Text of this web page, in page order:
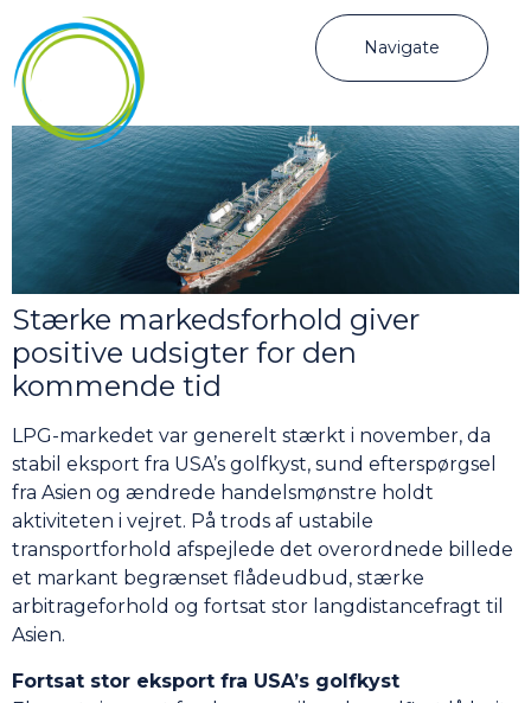
Navigate
Stærke markedsforhold giver
positive udsigter for den
kommende tid
LPG-markedet var generelt stærkt i november, da
stabil eksport fra USA’s golfkyst, sund efterspørgsel
fra Asien og ændrede handelsmønstre holdt
aktiviteten i vejret. På trods af ustabile
transportforhold afspejlede det overordnede billede
et markant begrænset flådeudbud, stærke
arbitrageforhold og fortsat stor langdistancefragt til
Asien.
Fortsat stor eksport fra USA’s golfkyst